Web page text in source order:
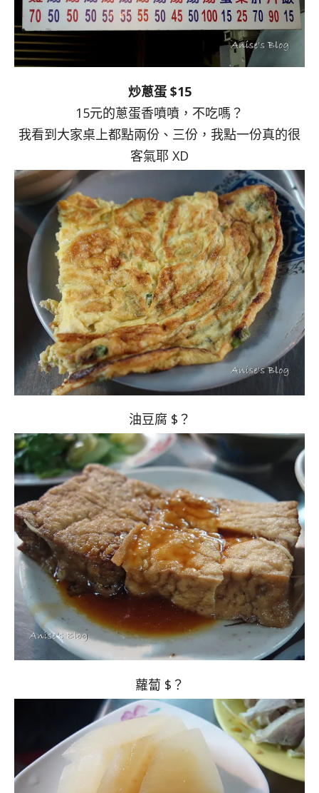
炒蔥蛋 $15
15元的蔥蛋香噴噴，不吃嗎？
我看到大家桌上都點兩份、三份，我點一份真的很
客氣耶 XD
油豆腐 $？
蘿蔔 $？